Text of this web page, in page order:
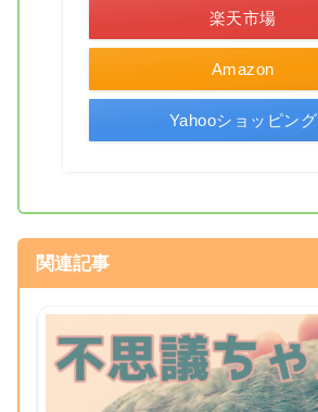
Amazon
楽天市場
Yahooショッピング
関連記事